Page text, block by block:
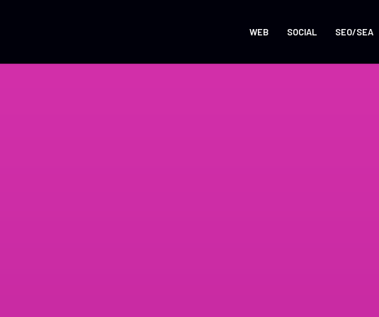
WEB SOCIAL SEO/SEA